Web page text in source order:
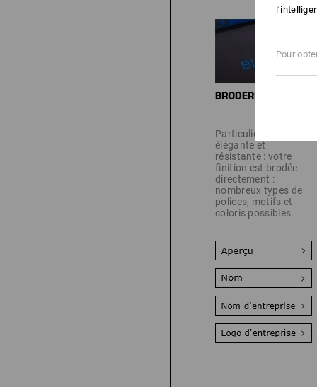
Particulièrement
élégante et
résistante : votre
finition est brodée
directement :
nombreux types de
polices, motifs et
coloris possibles.
Pour